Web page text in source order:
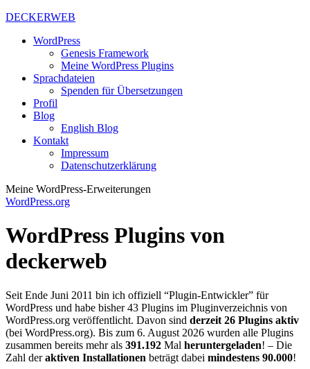
DECKERWEB
WordPress
Genesis Framework
Meine WordPress Plugins
Sprachdateien
Spenden für Übersetzungen
Profil
Blog
English Blog
Kontakt
Impressum
Datenschutzerklärung
Meine WordPress-Erweiterungen
WordPress.org
WordPress Plugins von
deckerweb
Seit Ende Juni 2011 bin ich offiziell “Plugin-Entwickler” für
WordPress und habe bisher 43 Plugins im Pluginverzeichnis von
WordPress.org veröffentlicht. Davon sind derzeit 26 Plugins aktiv
(bei WordPress.org). Bis zum 6. August 2026 wurden alle Plugins
zusammen bereits mehr als 391.192 Mal heruntergeladen! – Die
Zahl deraktiven Installationen beträgt dabei mindestens 90.000!